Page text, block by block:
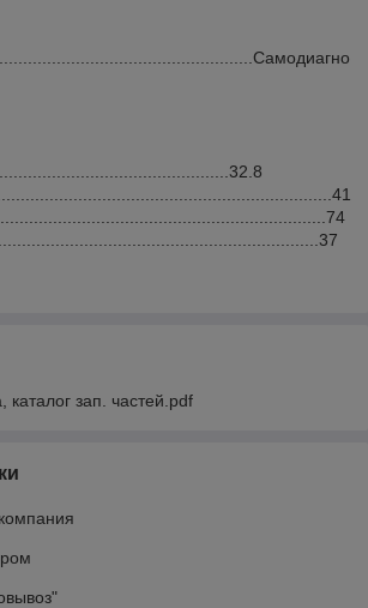
каталог зап. частей.pdf